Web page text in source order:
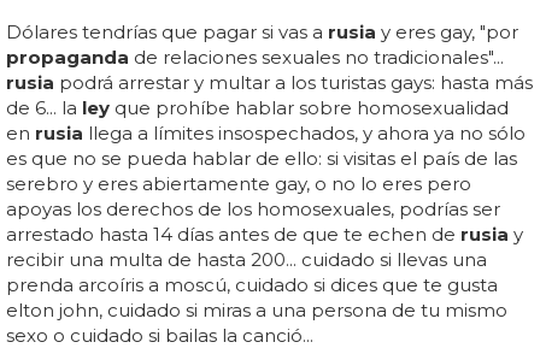
Dólares tendrías que pagar si vas a rusia y eres gay, "por
propaganda de relaciones sexuales no tradicionales"...
rusia podrá arrestar y multar a los turistas gays: hasta más
de 6... la ley que prohíbe hablar sobre homosexualidad
en rusia llega a límites insospechados, y ahora ya no sólo
es que no se pueda hablar de ello: si visitas el país de las
serebro y eres abiertamente gay, o no lo eres pero
apoyas los derechos de los homosexuales, podrías ser
arrestado hasta 14 días antes de que te echen de rusia y
recibir una multa de hasta 200... cuidado si llevas una
prenda arcoíris a moscú, cuidado si dices que te gusta
elton john, cuidado si miras a una persona de tu mismo
sexo o cuidado si bailas la canció...